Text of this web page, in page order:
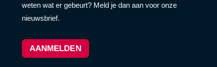
weten wat er gebeurt? Meld je dan aan voor onze
nieuwsbrief.
AANMELDEN